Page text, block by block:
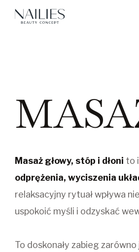
Masaż głowy, stóp i dłoni to
odprężenia, wyciszenia
relaksacyjny rytuał wpływa
uspokoić myśli i odzyskać
To doskonały zabieg